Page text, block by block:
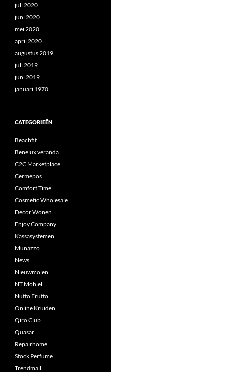
juli 2020
juni 2020
mei 2020
april 2020
augustus 2019
juli 2019
juni 2019
januari 1970
CATEGORIEËN
Beachfit
Benelux veranda
C2C Marketplace
Cermepos
Comfort Time
Cosmetic Wholesale
Decor Wonen
Enjoy Company
Kassasystemen
Munazzo
News
Nieuwmolen
NT Mobiel
Nutto Frutto
Online Kruiden
Qiro Club
Quasar
Repairhome
Stock Perfume
Trendmall